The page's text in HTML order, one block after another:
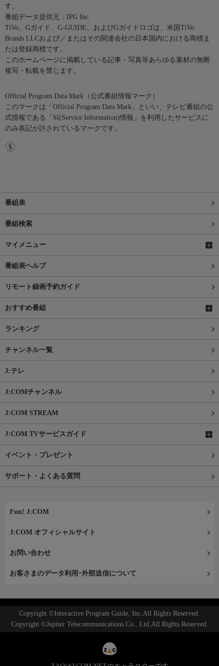
す。
番組データ提供元：IPG Inc.
TiVo、Gガイド、G-GUIDE、およびGガイドロゴは、米国TiVo
Brands LLCおよび／またはその関連会社の日本国内における商標ま
たは登録商標です。
このホームページに掲載している記事・写真等あらゆる素材の無断
複写・転載を禁じます。
Official Program Data Mark（公式番組情報マーク）
このマークは「Official Program Data Mark」といい、テレビ番組の公
式情報である「SI(Service Information)情報」を利用したサービスに
のみ表記が許されているマークです。
番組表
番組検索
マイメニュー
番組表ヘルプ
リモート録画予約ガイド
おすすめ番組
ランキング
チャンネル一覧
J:テレ
J:COMチャンネル
J:COM STREAM
J:COM TVサービスガイド
イベント・プレゼント
サポート・よくある質問
Fun! J:COM
J:COM オフィシャルサイト
お問い合わせ
お客さまのデータ利用･外部送信について
Copyright ©Interactive Program Guide, Inc.All Rights Reserved.
Copyright ©Jupiter Telecommunications Co., Ltd.All Rights Reserved.